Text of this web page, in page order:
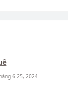
6 25, 2024